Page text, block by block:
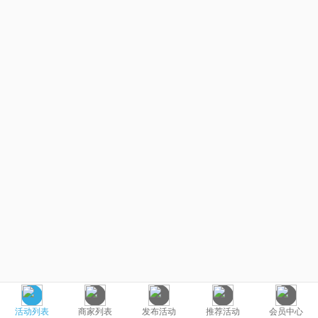
活动列表 商家列表 发布活动 推荐活动 会员中心